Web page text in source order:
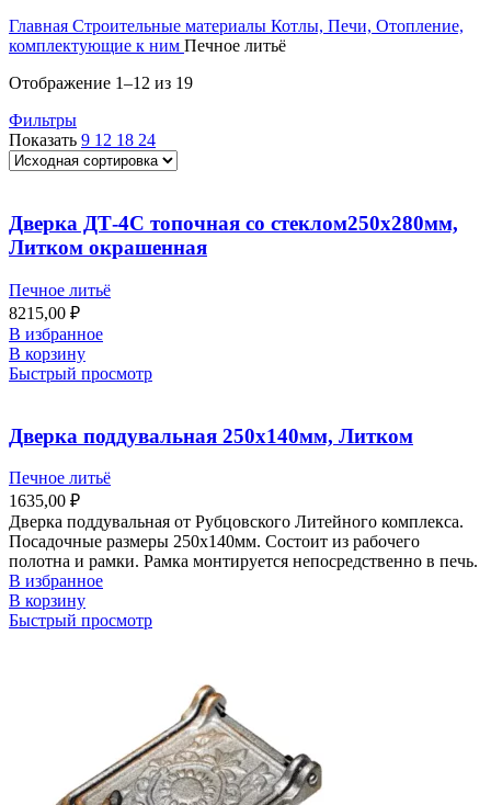
Главная Строительные материалы Котлы, Печи, Отопление,
комплектующие к ним Печное литьё
Отображение 1–12 из 19
Фильтры
Показать 9 12 18 24
Дверка ДТ-4С топочная со стеклом250х280мм,
Литком окрашенная
Печное литьё
8215,00 ₽
В избранное
В корзину
Быстрый просмотр
Дверка поддувальная 250х140мм, Литком
Печное литьё
1635,00 ₽
Дверка поддувальная от Рубцовского Литейного комплекса.
Посадочные размеры 250х140мм. Состоит из рабочего
полотна и рамки. Рамка монтируется непосредственно в печь.
В избранное
В корзину
Быстрый просмотр